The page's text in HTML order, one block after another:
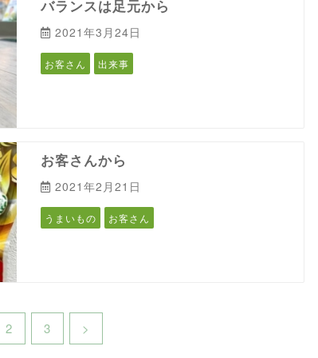
バランスは足元から
2021年3月24日
お客さん 出来事
お客さんから
2021年2月21日
うまいもの お客さん
2 3 >